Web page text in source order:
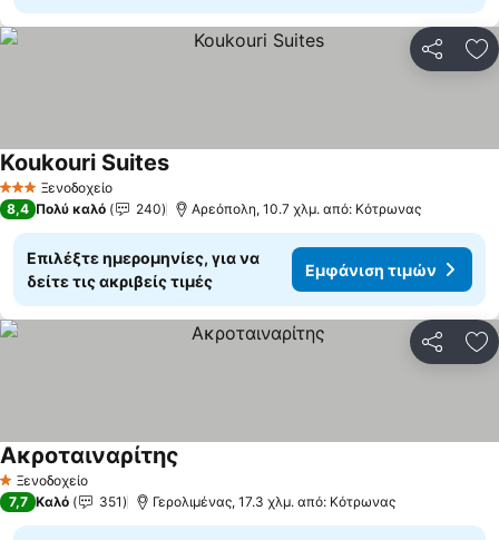
3 ΑστέριαΞενοδοχείο
Koukouri Suites
8,4 Πολύ καλό 240 Αρεόπολη, 10.7 χλμ. από: Κότρωνας
Επιλέξτε ημερομηνίες, για να
δείτε τις ακριβείς τιμές
Εμφάνιση τιμών
1 Αστέρια
Ξενοδοχείο
Ακροταιναρίτης
7,7 Καλό 351 Γερολιμένας, 17.3 χλμ. από: Κότρωνας